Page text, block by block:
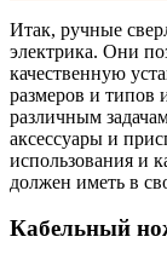
Итак, ручные
электрика. Они
качественную
размеров и типов
различным
аксессуары и
использования и
должен иметь в
Кабельный